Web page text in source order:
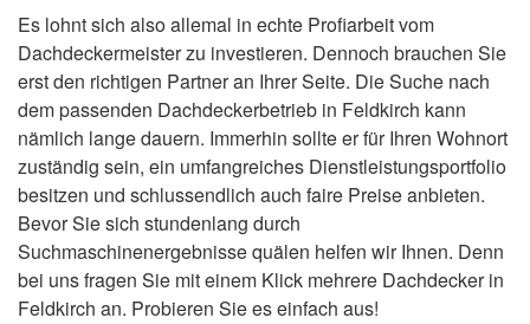
Es lohnt sich also allemal in echte Profiarbeit vom
Dachdeckermeister zu investieren. Dennoch brauchen Sie
erst den richtigen Partner an Ihrer Seite. Die Suche nach
dem passenden Dachdeckerbetrieb in Feldkirch kann
nämlich lange dauern. Immerhin sollte er für Ihren Wohnort
zuständig sein, ein umfangreiches Dienstleistungsportfolio
besitzen und schlussendlich auch faire Preise anbieten.
Bevor Sie sich stundenlang durch
Suchmaschinenergebnisse quälen helfen wir Ihnen. Denn
bei uns fragen Sie mit einem Klick mehrere Dachdecker in
Feldkirch an. Probieren Sie es einfach aus!